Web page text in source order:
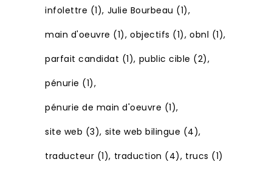
infolettre (1) Julie Bourbeau (1)
main d'oeuvre (1) objectifs (1) obnl (1)
parfait candidat (1) public cible (2)
pénurie (1)
pénurie de main d'oeuvre (1)
site web (3) site web bilingue (4)
traducteur (1) traduction (4) trucs (1)